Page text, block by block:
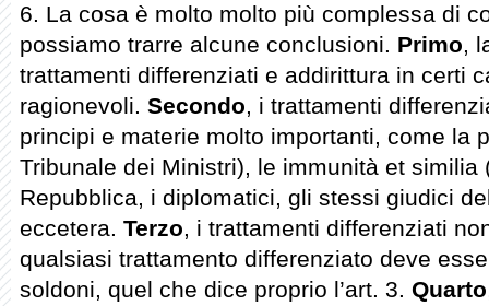
6. La cosa è molto molto più complessa di
possiamo trarre alcune conclusioni. Primo,
trattamenti differenziati e addirittura in certi
ragionevoli. Secondo, i trattamenti
principi e materie molto importanti, come la
Tribunale dei Ministri), le immunità et similia
Repubblica, i diplomatici, gli stessi giudici
eccetera. Terzo, i trattamenti differenziati
qualsiasi trattamento differenziato deve
soldoni, quel che dice proprio l’art. 3. Quarto